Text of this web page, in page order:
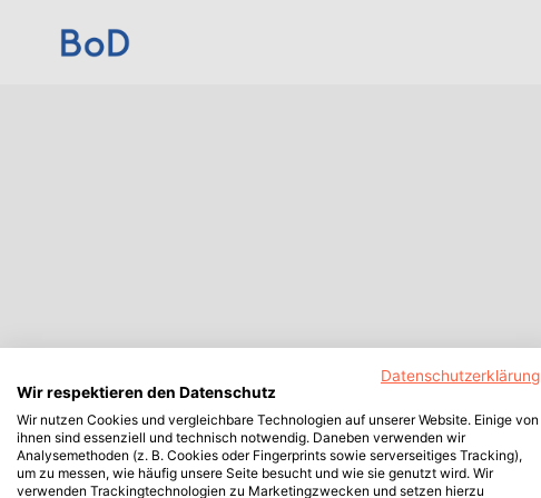
Datenschutzerklärung
Wir respektieren den Datenschutz
Wir nutzen Cookies und vergleichbare Technologien auf unserer Website. Einige von
ihnen sind essenziell und technisch notwendig. Daneben verwenden wir
Analysemethoden (z. B. Cookies oder Fingerprints sowie serverseitiges Tracking),
um zu messen, wie häufig unsere Seite besucht und wie sie genutzt wird. Wir
verwenden Trackingtechnologien zu Marketingzwecken und setzen hierzu